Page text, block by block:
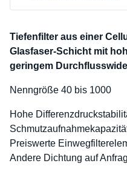
Tiefenfilter aus einer
Glasfaser-Schicht mit
geringem
Nenngröße 40 bis 1000
Hohe
Preiswerte
Andere Dichtung auf